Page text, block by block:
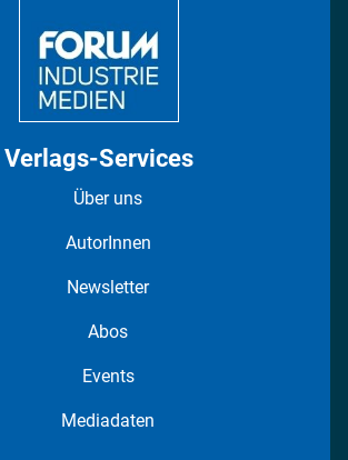
Verlags-Services
Über uns
AutorInnen
Newsletter
Abos
Events
Mediadaten